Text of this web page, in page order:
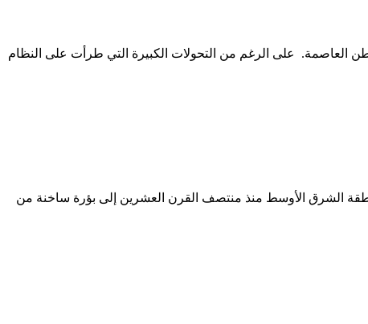
العاصمة. على الرغم من التحولات الكبيرة التي طرأت على النظام
الشرق الأوسط منذ منتصف القرن العشرين إلى بؤرة ساخنة من